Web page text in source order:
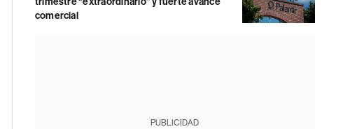
comercial
PUBLICIDAD